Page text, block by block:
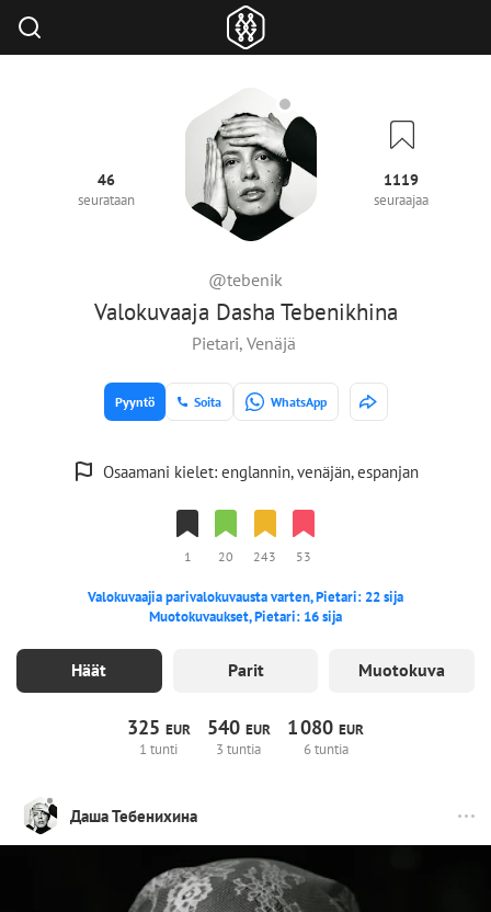
Valokuvaaja Dasha Tebenikhina
@tebenik
46
seurataan
1119
seuraajaa
Pietari, Venäjä
Pyyntö Soita WhatsApp
Osaamani kielet: englannin, venäjän, espanjan
1 20 243 53
Valokuvaajia parivalokuvausta varten, Pietari: 22 sija
Muotokuvaukset, Pietari: 16 sija
Häät Parit Muotokuva
325 EUR
1 tunti
540 EUR
3 tuntia
1080EUR
6 tuntia
Даша Тебенихина